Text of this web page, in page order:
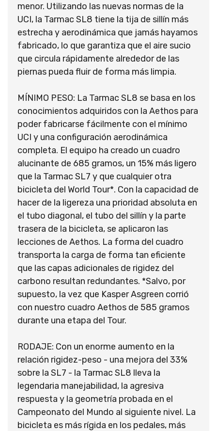
menor. Utilizando las nuevas normas de la
UCI, la Tarmac SL8 tiene la tija de sillín más
estrecha y aerodinámica que jamás hayamos
fabricado, lo que garantiza que el aire sucio
que circula rápidamente alrededor de las
piernas pueda fluir de forma más limpia.
MÍNIMO PESO: La Tarmac SL8 se basa en los
conocimientos adquiridos con la Aethos para
poder fabricarse fácilmente con el mínimo
UCI y una configuración aerodinámica
completa. El equipo ha creado un cuadro
alucinante de 685 gramos, un 15% más ligero
que la Tarmac SL7 y que cualquier otra
bicicleta del World Tour*. Con la capacidad de
hacer de la ligereza una prioridad absoluta en
el tubo diagonal, el tubo del sillín y la parte
trasera de la bicicleta, se aplicaron las
lecciones de Aethos. La forma del cuadro
transporta la carga de forma tan eficiente
que las capas adicionales de rigidez del
carbono resultan redundantes. *Salvo, por
supuesto, la vez que Kasper Asgreen corrió
con nuestro cuadro Aethos de 585 gramos
durante una etapa del Tour.
RODAJE: Con un enorme aumento en la
relación rigidez-peso - una mejora del 33%
sobre la SL7 - la Tarmac SL8 lleva la
legendaria manejabilidad, la agresiva
respuesta y la geometría probada en el
Campeonato del Mundo al siguiente nivel. La
bicicleta es más rígida en los pedales, más